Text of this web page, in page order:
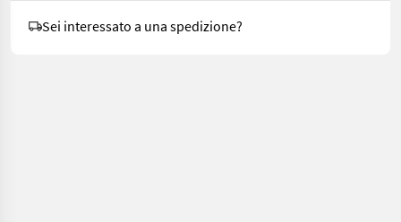
Sei interessato a una spedizione?